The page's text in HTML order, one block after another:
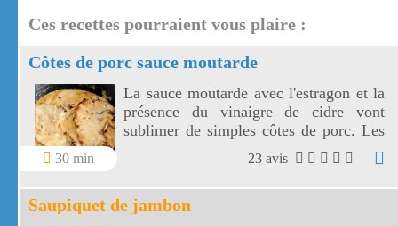
Ces recettes pourraient vous plaire :
Côtes de porc sauce moutarde
30 min
La sauce moutarde avec l'estragon et la
présence du vinaigre de cidre vont
sublimer de simples côtes de porc. Les
côtes de porc à la moutarde
s'accompagnent aussi bien de riz, de
pâtes ou de légumes de votre choix!
23 avis
Saupiquet de jambon